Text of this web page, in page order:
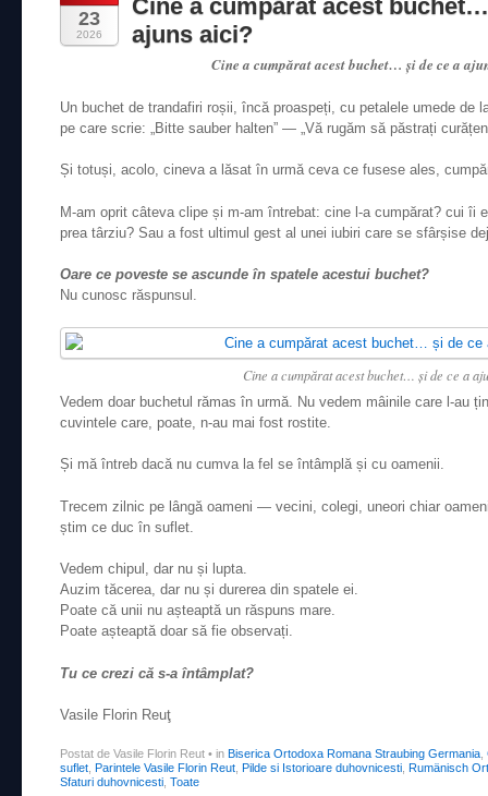
23
2026
Cine a cumpărat acest
ajuns aici?
Cine a cumpărat acest buchet… și de ce a
Un buchet de trandafiri roșii, încă proaspeți, cu petalele umede de
pe care scrie: „Bitte sauber halten” — „Vă rugăm să păstrați
Și totuși, acolo, cineva a lăsat în urmă ceva ce fusese ales,
M-am oprit câteva clipe și m-am întrebat: cine l-a cumpărat? cui îi
prea târziu? Sau a fost ultimul gest al unei iubiri care se sfârșise
Oare ce poveste se ascunde în spatele acestui buchet?
Nu cunosc răspunsul.
Cine a cumpărat acest buchet… și de ce a
Vedem doar buchetul rămas în urmă. Nu vedem mâinile care l-au
cuvintele care, poate, n-au mai fost rostite.
Și mă întreb dacă nu cumva la fel se întâmplă și cu oamenii.
Trecem zilnic pe lângă oameni — vecini, colegi, uneori chiar
știm ce duc în suflet.
Vedem chipul, dar nu și lupta.
Auzim tăcerea, dar nu și durerea din spatele ei.
Poate că unii nu așteaptă un răspuns mare.
Poate așteaptă doar să fie observați.
Tu ce crezi că s-a întâmplat?
Vasile Florin Reuţ
Postat de Vasile Florin Reut • in Biserica Ortodoxa Romana Straubing Germania
suflet Parintele Vasile Florin Reut Pilde si Istorioare duhovnicesti Rumänisch
Sfaturi duhovnicesti Toate